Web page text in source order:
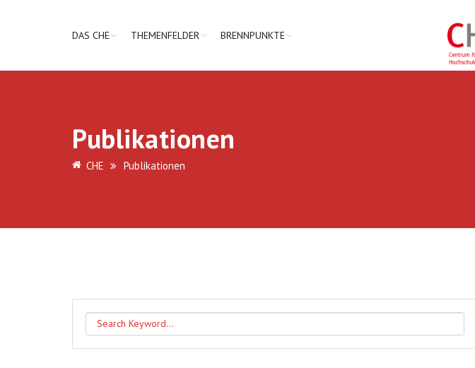
DAS CHE THEMENFELDER BRENNPUNKTE
Publikationen
CHE Publikationen